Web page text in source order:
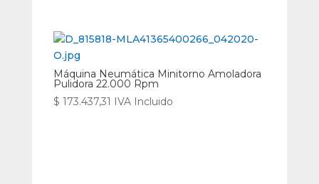
Máquina Neumática Minitorno Amoladora
Pulidora 22.000 Rpm
$ 173.437,31 IVA Incluido